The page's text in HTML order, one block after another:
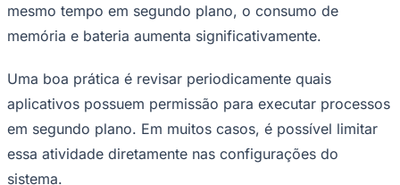
mesmo tempo em segundo plano, o consumo de
memória e bateria aumenta significativamente.
Uma boa prática é revisar periodicamente quais
aplicativos possuem permissão para executar processos
em segundo plano. Em muitos casos, é possível limitar
essa atividade diretamente nas configurações do
sistema.